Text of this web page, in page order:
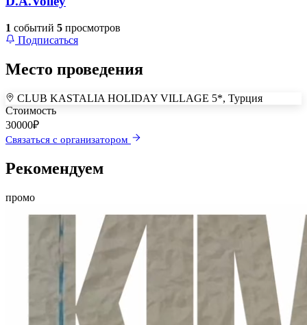
1 событий 5 просмотров
Подписаться
Место проведения
+
–
CLUB KASTALIA HOLIDAY VILLAGE 5*, Турция
Стоимость
30000₽
Связаться с организатором
Рекомендуем
промо